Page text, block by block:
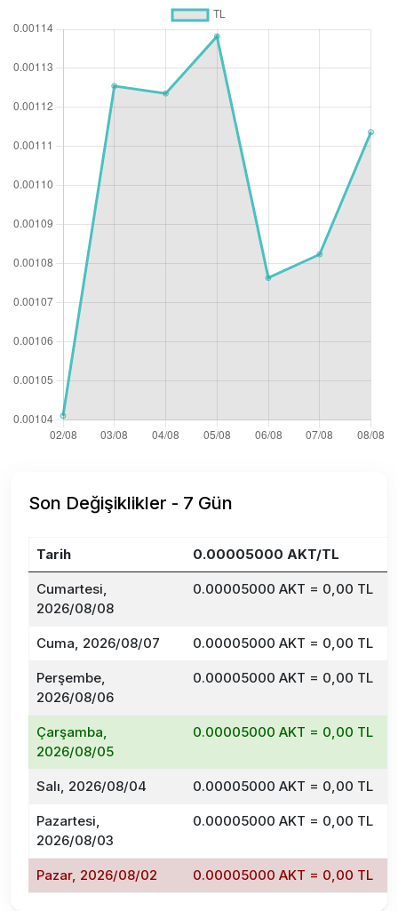
Son Değişiklikler - 7 Gün
Tarih 0.00005000 AKT/TL
Cumartesi,
2026/08/08
0.00005000 AKT = 0,00 TL
Cuma, 2026/08/07 0.00005000 AKT = 0,00 TL
Perşembe,
2026/08/06
0.00005000 AKT = 0,00 TL
Çarşamba,
2026/08/05
0.00005000 AKT = 0,00 TL
Salı, 2026/08/04 0.00005000 AKT = 0,00 TL
Pazartesi,
2026/08/03
0.00005000 AKT = 0,00 TL
Pazar, 2026/08/02 0.00005000 AKT = 0,00 TL